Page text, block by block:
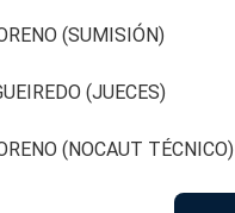
(SUMISIÓN)
(JUECES)
(NOCAUT TÉCNICO)